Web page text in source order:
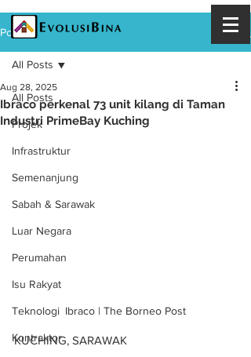
Post
All Posts
Projek
Infrastruktur
Semenanjung
Sabah & Sarawak
Luar Negara
Perumahan
Isu Rakyat
Teknologi
Kontraktor
All Posts
Ibraco perkenal 73 unit kilang di Taman
Industri PrimeBay Kuching
Aug 28, 2025
Ibraco | The Borneo Post
KUCHING, SARAWAK